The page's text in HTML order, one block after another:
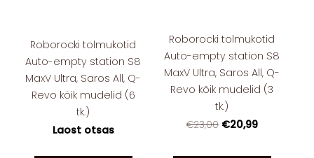
Roborocki tolmukotid
Auto-empty station S8
MaxV Ultra, Saros All, Q-
Revo kõik mudelid (6
tk.)
Laost otsas
Roborocki tolmukotid
Auto-empty station S8
MaxV Ultra, Saros All, Q-
Revo kõik mudelid (3
tk.)
€23,00 €20,99